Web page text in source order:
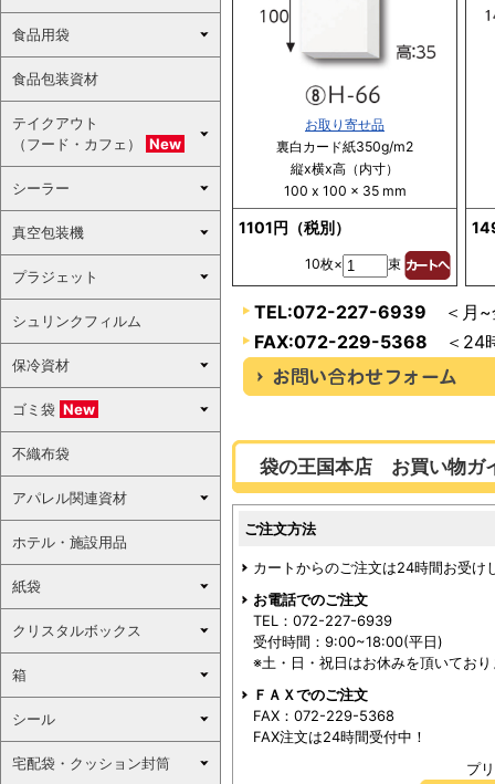
お取り寄せ品
裏白カード紙350g/m2
縦x横x高（内寸）
100 x 100 x 35 mm
1101円（税別）
10枚× 束
TEL:072-227-6939 ＜月~
FAX:072-229-5368 ＜24
袋の王国本店 お買い物ガ
ご注文方法
カートからのご注文は24時間お受け
お電話でのご注文
TEL：072-227-6939
受付時間：9:00~18:00(平日)
※土・日・祝日はお休みを頂いてお
ＦＡＸでのご注文
FAX：072-229-5368
FAX注文は24時間受付中！
プ
食品用袋
食品包装資材
テイクアウト
（フード・カフェ）
New
シーラー
真空包装機
プラジェット
シュリンクフィルム
保冷資材
ゴミ袋 New
不織布袋
アパレル関連資材
ホテル・施設用品
紙袋
クリスタルボックス
箱
シール
宅配袋・クッション封筒